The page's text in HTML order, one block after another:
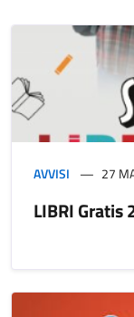
AVVISI 27
LIBRI